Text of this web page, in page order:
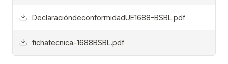
DeclaracióndeconformidadUE1688-BSBL.pdf
fichatecnica-1688BSBL.pdf